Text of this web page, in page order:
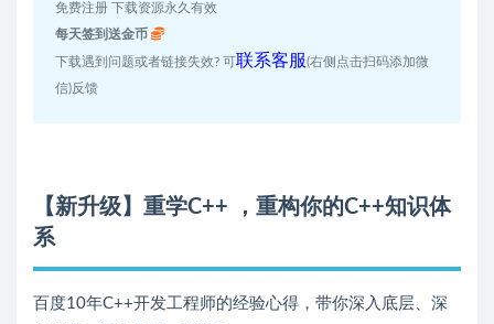
免费注册 下载资源永久有效
每天签到送金币
下载遇到问题或者链接失效? 可联系客服(右侧点击扫码添加微
信)反馈
【新升级】重学C++ ，重构你的C++知识体
系
百度10年C++开发工程师的经验心得，带你深入底层、深